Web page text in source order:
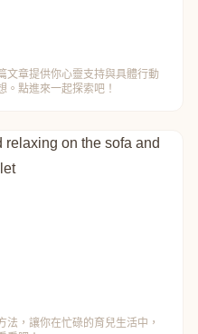
文章提供你心靈支持與具體行動
。點進來一起探索吧！
，讓你在忙碌的育兒生活中，